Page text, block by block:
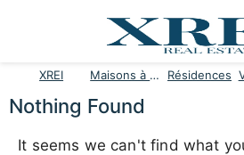
XREI Maisons à vendre Résidences
Nothing Found
It seems we can't find what